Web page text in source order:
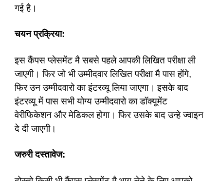
गई है।
चयन प्रक्रिया:
इस कैंपस प्लेसमेंट मै सबसे पहले आपकी लिखित परीक्षा ली
जाएगी। फिर जो भी उम्मीदवार लिखित परीक्षा मै पास होंगे,
फिर उन उम्मीदवारो का इंटरव्यू लिया जाएगा। इसके बाद
इंटरव्यू में पास सभी योग्य उम्मीदवारो का डॉक्यूमेंट
वेरीफिकेशन और मेडिकल होगा। फिर उसके बाद उन्हे ज्वाइन
दे दी जाएगी।
जरुरी दस्तावेज: